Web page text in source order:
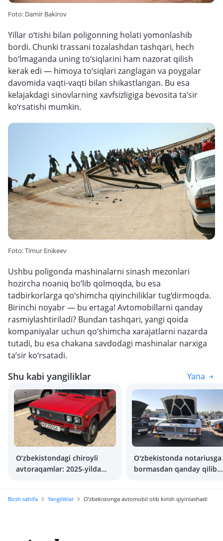
Foto: Damir Bakirov
Yillar o‘tishi bilan poligonning holati yomonlashib
bordi. Chunki trassani tozalashdan tashqari, hech
bo‘lmaganda uning to‘siqlarini ham nazorat qilish
kerak edi — himoya to‘siqlari zanglagan va poygalar
davomida vaqti-vaqti bilan shikastlangan. Bu esa
kelajakdagi sinovlarning xavfsizligiga bevosita ta’sir
ko‘rsatishi mumkin.
Foto: Timur Enikeev
Ushbu poligonda mashinalarni sinash mezonlari
hozircha noaniq bo‘lib qolmoqda, bu esa
tadbirkorlarga qo‘shimcha qiyinchiliklar tug‘dirmoqda.
Birinchi noyabr — bu ertaga! Avtomobillarni qanday
rasmiylashtiriladi? Bundan tashqari, yangi qoida
kompaniyalar uchun qo‘shimcha xarajatlarni nazarda
tutadi, bu esa chakana savdodagi mashinalar narxiga
ta’sir ko‘rsatadi.
Shu kabi yangiliklar Yana
O‘zbekistondagi chiroyli
avtoraqamlar: 2025-yilda
O'zbekistonda notariusga
bormasdan qanday qilib
Bosh sahifa Yangiliklar O‘zbekistonga avtomobil olib kirish qiyinlashadi